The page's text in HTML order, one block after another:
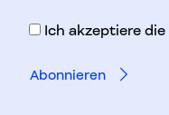
Ich akzeptiere die